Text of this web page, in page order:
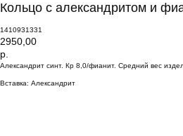
Кольцо с александритом и
1410931331
2950,00
р.
Александрит синт. Кр 8,0/фианит. Средний вес
Вставка: Александрит